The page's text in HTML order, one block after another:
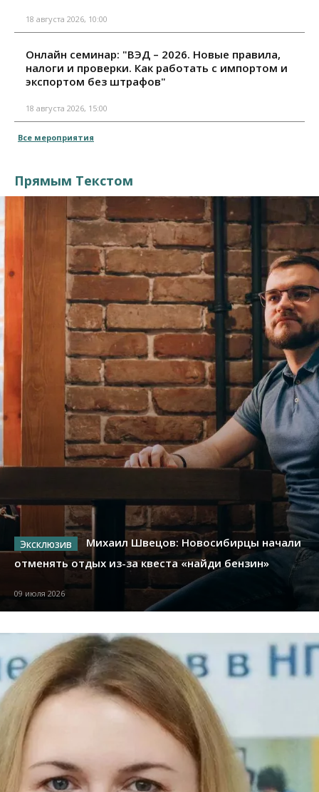
18 августа 2026, 10:00
Онлайн семинар: "ВЭД – 2026. Новые правила,
налоги и проверки. Как работать с импортом и
экспортом без штрафов"
18 августа 2026, 15:00
Все мероприятия
Прямым Текстом
Михаил Швецов: Новосибирцы начали
отменять отдых из-за квеста «найди бензин»
09 июля 2026